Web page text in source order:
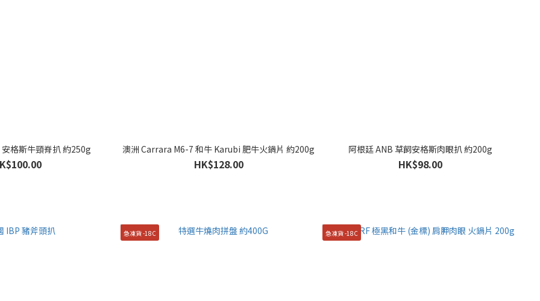
格斯牛頸脊扒 約250g 澳洲 Carrara M6-7 和牛 Karubi 肥牛火鍋片 約200g
HK$128.00
阿根廷 ANB 草飼安格斯肉眼扒 約200g
HK$98.00
急凍貨 -18C 急凍貨 -18C